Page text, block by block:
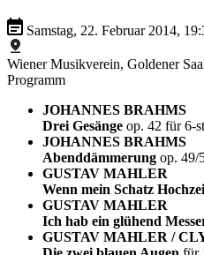
Samstag, 22. Februar 2014,
Wiener Musikverein, Goldener
Programm
JOHANNES BRAHMS
Drei Gesänge op. 42 für 6-
JOHANNES BRAHMS
Abenddämmerung op. 49/
GUSTAV MAHLER
Wenn mein Schatz
GUSTAV MAHLER
Ich hab ein glühend
GUSTAV MAHLER /